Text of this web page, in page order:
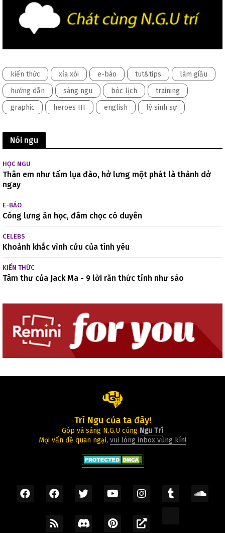
kiến thức xỉa xói e-báo tut&tips
làm giầu
hướng dẫn
sàng ngu bóc lịch
training
graphic
heroes III english lý sinh sự
Nói ngu
HỌC NGU
Thân em như tấm lụa đào, hở lưng một phát là thành dở
ngay
E-BÁO
Còng lưng ăn học, đâm chọc có duyên
CELEBS
Khoảnh khắc vĩnh cửu của tình yêu
KIẾN THỨC
Tâm thư của Jack Ma - 9 lời răn thức tỉnh như sáo
Trí Ngu của ta đây!
Góp và sàng N.G.U cùng Ngu Trí
Mọi vấn đề quan ngại, vui lòng inbox vùng kín!